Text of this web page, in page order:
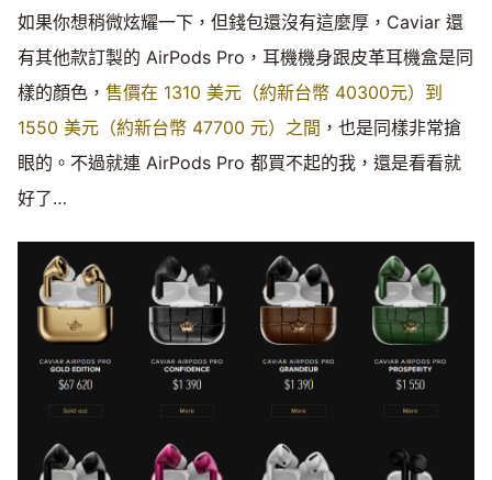
如果你想稍微炫耀一下，但錢包還沒有這麼厚，Caviar 還
有其他款訂製的 AirPods Pro，耳機機身跟皮革耳機盒是同
樣的顏色， 售價在 1310 美元（約新台幣 40300元）到
1550 美元（約新台幣 47700 元）之間 ，也是同樣非常搶
眼的。不過就連 AirPods Pro 都買不起的我，還是看看就
好了…